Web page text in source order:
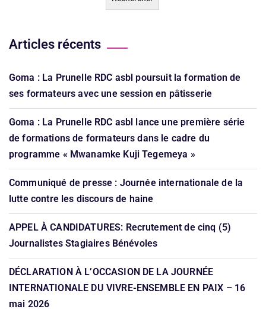
Articles récents
Goma : La Prunelle RDC asbl poursuit la formation de
ses formateurs avec une session en pâtisserie
Goma : La Prunelle RDC asbl lance une première série
de formations de formateurs dans le cadre du
programme « Mwanamke Kuji Tegemeya »
Communiqué de presse : Journée internationale de la
lutte contre les discours de haine
APPEL À CANDIDATURES: Recrutement de cinq (5)
Journalistes Stagiaires Bénévoles
DÉCLARATION À L’OCCASION DE LA JOURNÉE
INTERNATIONALE DU VIVRE-ENSEMBLE EN PAIX – 16
mai 2026